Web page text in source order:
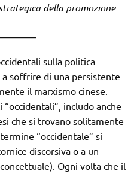
della promozione
sulla politica
soffrire di una persistente
il marxismo cinese.
includo anche
che si trovano solitamente
“occidentale” si
discorsiva o a un
Ogni volta che il